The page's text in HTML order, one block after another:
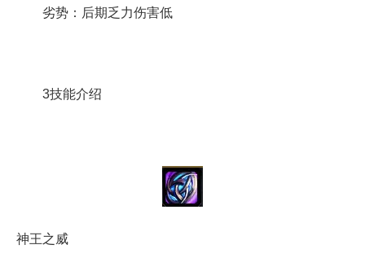
劣势：后期乏力伤害低
3技能介绍
神王之威